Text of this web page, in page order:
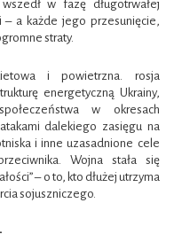
w fazę długotrwałej
– a każde jego przesunięcie,
straty.
i powietrzna. rosja
energetyczną Ukrainy,
w okresach
dalekiego zasięgu na
i inne uzasadnione cele
Wojna stała się
– o to, kto dłużej utrzyma
sojuszniczego.